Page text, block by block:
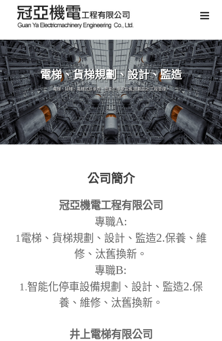
電梯、貨梯規劃、設計、監造
電梯、貨梯、電梯式停車塔、智能化停車設備,規劃設計,工程管理。
公司簡介
冠亞機電工程有限公司
專職A:
1電梯、貨梯規劃、設計、監造2.保養、維
修、汰舊換新。
專職B:
1.智能化停車設備規劃、設計、監造2.保
養、維修、汰舊換新。
井上電梯有限公司